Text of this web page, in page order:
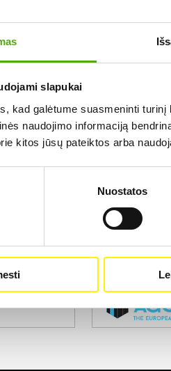
slapukai
kad galėtume suasmeninti
naudojimo informaciją
kitos jūsų pateiktos arba
Nuostatos
Projekto